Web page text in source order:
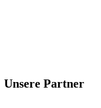
Unsere Partner